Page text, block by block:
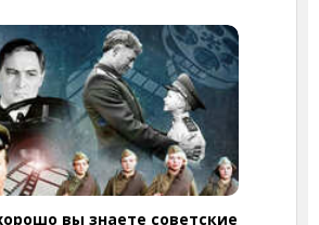
вы знаете советские